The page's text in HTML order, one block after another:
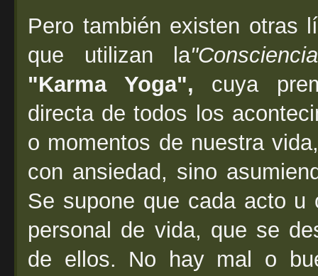
Pero también existen otras
que utilizan la
"Karma Yoga", cuya
directa de todos los
o momentos de nuestra
con ansiedad, sino
Se supone que cada acto u
personal de vida, que se
de ellos. No hay mal o